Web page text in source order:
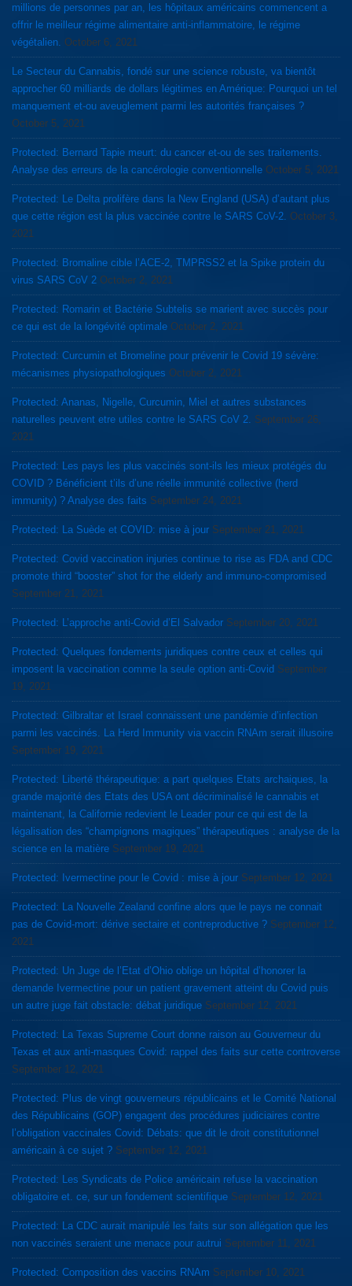
millions de personnes par an, les hôpitaux américains commencent a
offrir le meilleur régime alimentaire anti-inflammatoire, le régime
végétalien. October 6, 2021
Le Secteur du Cannabis, fondé sur une science robuste, va bientôt
approcher 60 milliards de dollars légitimes en Amérique: Pourquoi un tel
manquement et-ou aveuglement parmi les autorités françaises ?
October 5, 2021
Protected: Bernard Tapie meurt: du cancer et-ou de ses traitements.
Analyse des erreurs de la cancérologie conventionnelle October 5, 2021
Protected: Le Delta prolifère dans la New England (USA) d’autant plus
que cette région est la plus vaccinée contre le SARS CoV-2. October 3,
2021
Protected: Bromaline cible l’ACE-2, TMPRSS2 et la Spike protein du
virus SARS CoV 2 October 2, 2021
Protected: Romarin et Bactérie Subtelis se marient avec succès pour
ce qui est de la longévité optimale October 2, 2021
Protected: Curcumin et Bromeline pour prévenir le Covid 19 sévère:
mécanismes physiopathologiques October 2, 2021
Protected: Ananas, Nigelle, Curcumin, Miel et autres substances
naturelles peuvent etre utiles contre le SARS CoV 2. September 26,
2021
Protected: Les pays les plus vaccinés sont-ils les mieux protégés du
COVID ? Bénéficient t’ils d’une réelle immunité collective (herd
immunity) ? Analyse des faits September 24, 2021
Protected: La Suède et COVID: mise à jour September 21, 2021
Protected: Covid vaccination injuries continue to rise as FDA and CDC
promote third “booster” shot for the elderly and immuno-compromised
September 21, 2021
Protected: L’approche anti-Covid d’El Salvador September 20, 2021
Protected: Quelques fondements juridiques contre ceux et celles qui
imposent la vaccination comme la seule option anti-Covid September
19, 2021
Protected: Gilbraltar et Israel connaissent une pandémie d’infection
parmi les vaccinés. La Herd Immunity via vaccin RNAm serait illusoire
September 19, 2021
Protected: Liberté thérapeutique: a part quelques Etats archaiques, la
grande majorité des Etats des USA ont décriminalisé le cannabis et
maintenant, la Californie redevient le Leader pour ce qui est de la
légalisation des “champignons magiques” thérapeutiques : analyse de la
science en la matière September 19, 2021
Protected: Ivermectine pour le Covid : mise à jour September 12, 2021
Protected: La Nouvelle Zealand confine alors que le pays ne connait
pas de Covid-mort: dérive sectaire et contreproductive ? September 12,
2021
Protected: Un Juge de l’Etat d’Ohio oblige un hôpital d’honorer la
demande Ivermectine pour un patient gravement atteint du Covid puis
un autre juge fait obstacle: débat juridique September 12, 2021
Protected: La Texas Supreme Court donne raison au Gouverneur du
Texas et aux anti-masques Covid: rappel des faits sur cette controverse
September 12, 2021
Protected: Plus de vingt gouverneurs républicains et le Comité National
des Républicains (GOP) engagent des procédures judiciaires contre
l’obligation vaccinales Covid: Débats: que dit le droit constitutionnel
américain à ce sujet ? September 12, 2021
Protected: Les Syndicats de Police américain refuse la vaccination
obligatoire et. ce, sur un fondement scientifique September 12, 2021
Protected: La CDC aurait manipulé les faits sur son allégation que les
non vaccinés seraient une menace pour autrui September 11, 2021
Protected: Composition des vaccins RNAm September 10, 2021